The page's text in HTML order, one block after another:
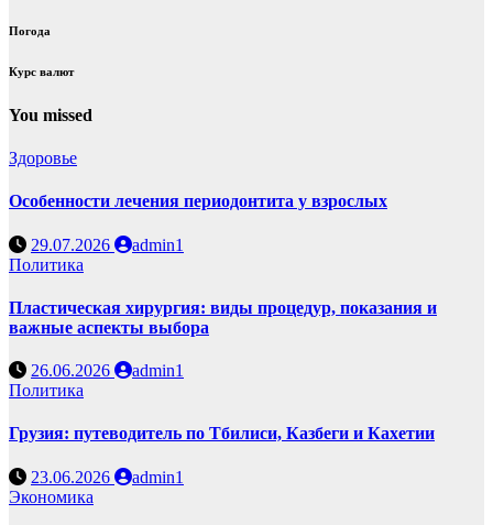
Погода
Курс валют
You missed
Здоровье
Особенности лечения периодонтита у взрослых
29.07.2026
admin1
Политика
Пластическая хирургия: виды процедур, показания и
важные аспекты выбора
26.06.2026
admin1
Политика
Грузия: путеводитель по Тбилиси, Казбеги и Кахетии
23.06.2026
admin1
Экономика